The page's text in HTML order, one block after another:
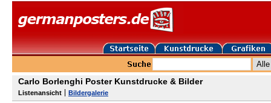
Carlo Borlenghi Poster Kunstdrucke & Bilder
Listenansicht Bildergalerie